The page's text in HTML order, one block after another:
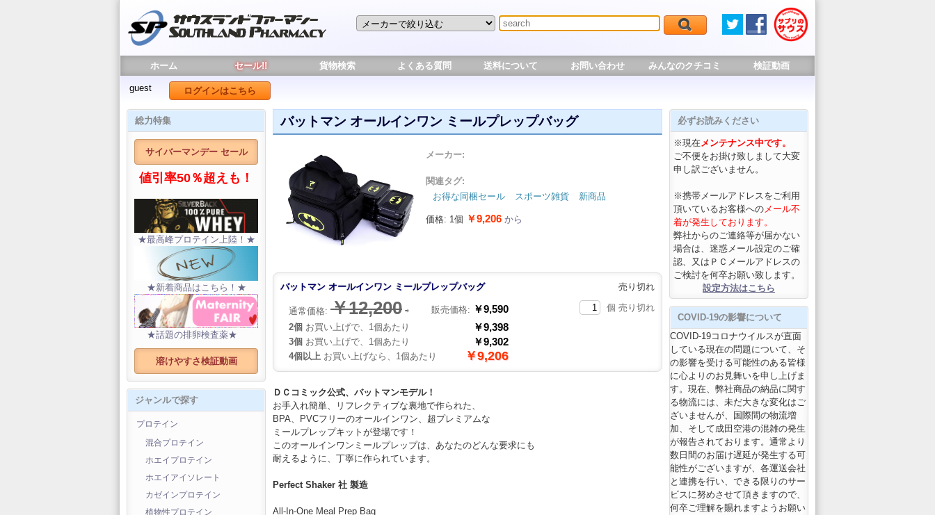
ホーム セール!! 貨物検索 よくある質問 送料について お問い合わせ みんなのクチコミ 検証動画
guest ログインはこちら
総力特集
サイバーマンデー セール
値引率50％超えも！
★最高峰プロテイン上陸！★
★新着商品はこちら！★
★話題の排卵検査薬★
溶けやすさ検証動画
ジャンルで探す
プロテイン
混合プロテイン
ホエイプロテイン
ホエイアイソレート
カゼインプロテイン
植物性プロテイン
バットマン オールインワン ミールプレップバッグ
メーカー:
関連タグ:
お得な同梱セール
スポーツ雑貨 新商品
価格: 1個 ￥9,206 から
バットマン オールインワン ミールプレップバッグ 売り切れ
通常価格: ￥12,200 ⇨ 販売価格: ￥9,590
2個 お買い上げで、1個あたり ￥9,398
3個 お買い上げで、1個あたり ￥9,302
4個以上 お買い上げなら、1個あたり ￥9,206
個 売り切れ
ＤＣコミック公式、バットマンモデル！
お手入れ簡単、リフレクティブな裏地で作られた、
BPA、PVCフリーのオールインワン、超プレミアムな
ミールプレップキットが登場です！
このオールインワンミールプレップは、あなたのどんな要求にも
耐えるように、丁寧に作られています。
Perfect Shaker 社 製造
All-In-One Meal Prep Bag
必ずお読みください
※現在メンテナンス中です。
ご不便をお掛け致しまして大変
申し訳ございません。
※携帯メールアドレスをご利用
頂いているお客様へのメール不
着が発生しております。
弊社からのご連絡等が届かない
場合は、迷惑メール設定のご確
認、又はＰＣメールアドレスの
ご検討を何卒お願い致します。
設定方法はこちら
COVID-19の影響について
COVID-19コロナウイルスが直面
している現在の問題について、そ
の影響を受ける可能性のある皆様
に心よりのお見舞いを申し上げま
す。現在、弊社商品の納品に関す
る物流には、未だ大きな変化はご
ざいませんが、国際間の物流増
加、そして成田空港の混雑の発生
が報告されております。通常より
数日間のお届け遅延が発生する可
能性がございますが、各運送会社
と連携を行い、できる限りのサー
ビスに努めさせて頂きますので、
何卒ご理解を賜れますようお願い